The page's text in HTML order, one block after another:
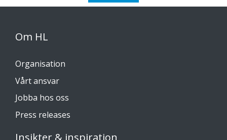
Om HL
Organisation
Vårt ansvar
Jobba hos oss
Press releases
Insikter & inspiration